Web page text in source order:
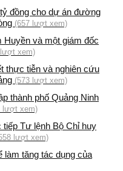
đồng cho dự án đường
(657 lượt xem)
và một giám đốc
xem)
thực tiễn và nghiên cứu
(573 lượt xem)
thành phố Quảng Ninh
lượt xem)
Tư lệnh Bộ Chỉ huy
lượt xem)
tăng tác dụng của